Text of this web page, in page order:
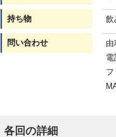
持ち物 飲
問い合わせ
由
電
フ
各回の詳細